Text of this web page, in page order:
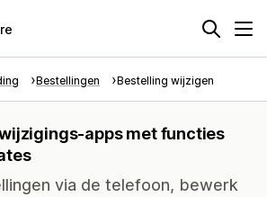
Bestellingen Bestelling wijzigen
apps met functies
via de telefoon, bewerk